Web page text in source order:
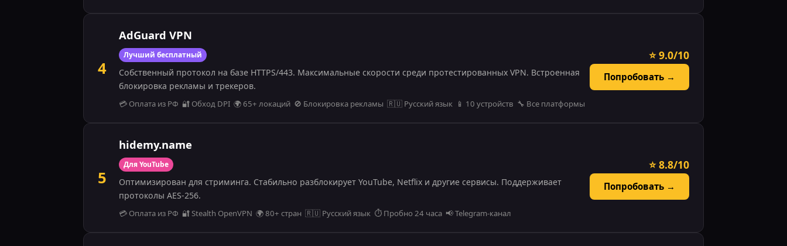
4
AdGuard VPN
Лучший бесплатный
Собственный протокол на базе HTTPS/443. Максимальные скорости среди протестированных VPN. Встроенная
блокировка рекламы и трекеров.
💳 Оплата из РФ 🔐 Обход DPI 🌍 65+ локаций 🚫 Блокировка рекламы 🇷🇺 Русский язык 📱 10 устройств 🔧 Все платформы
⭐ 9.0/10
Попробовать →
5
hidemy.name
Для YouTube
Оптимизирован для стриминга. Стабильно разблокирует YouTube, Netflix и другие сервисы. Поддерживает
протоколы AES-256.
💳 Оплата из РФ 🔐 Stealth OpenVPN 🌍 80+ стран 🇷🇺 Русский язык ⏱️ Пробно 24 часа 📢 Telegram-канал
⭐ 8.8/10
Попробовать →